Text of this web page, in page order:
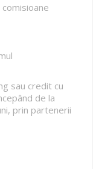
sau credit cu
de la
prin partenerii